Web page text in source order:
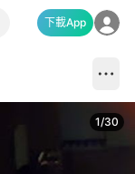
下載App
1/30